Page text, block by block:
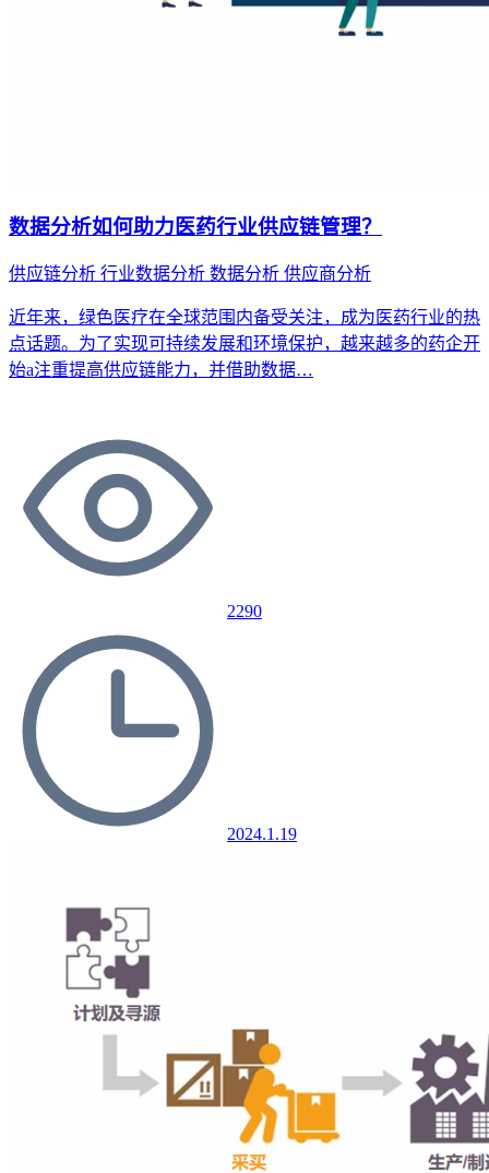
数据分析如何助力医药行业供应链管理？
供应链分析 行业数据分析 数据分析 供应商分析
近年来，绿色医疗在全球范围内备受关注，成为医药行业的热
点话题。为了实现可持续发展和环境保护，越来越多的药企开
始a注重提高供应链能力，并借助数据…
2290
2024.1.19